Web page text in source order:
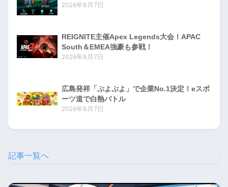
2026年8月7日
REIGNITE主催Apex Legends大会！APAC
South＆EMEA強豪も参戦！
2026年8月7日
広島発祥「ぷよぷよ」で企業No.1決定！eスポ
ーツ道で白熱バトル
2026年8月7日
記事一覧へ